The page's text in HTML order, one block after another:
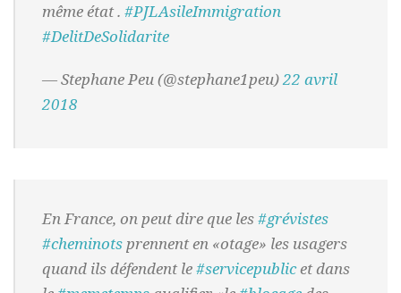
même état . #PJLAsileImmigration
#DelitDeSolidarite
— Stephane Peu (@stephane1peu)22 avril
2018
En France, on peut dire que les#grévistes
#cheminots prennent en «otage» les usagers
quand ils défendent le#servicepublicet dans